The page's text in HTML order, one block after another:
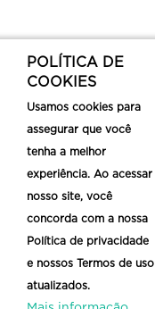
POLÍTICA DE
COOKIES
Usamos cookies para
assegurar que você
tenha a melhor
experiência. Ao acessar
nosso site, você
concorda com a nossa
Política de privacidade
e nossos Termos de uso
atualizados.